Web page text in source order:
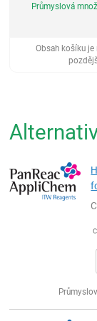
Průmyslová
Obsah košíku